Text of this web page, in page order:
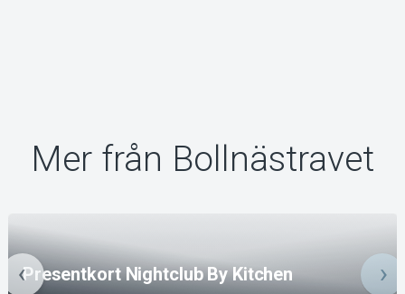
Mer från Bollnästravet
Presentkort Nightclub By Kitchen